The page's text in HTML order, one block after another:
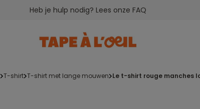
Heb je hulp nodig? Lees onze FAQ
t-shirt t-shirt met lange mouwen le t-shirt rouge manches